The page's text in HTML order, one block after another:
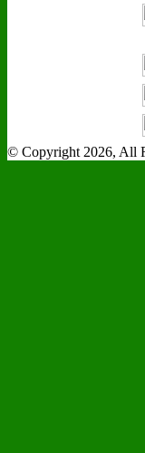
© Copyright 2026, All